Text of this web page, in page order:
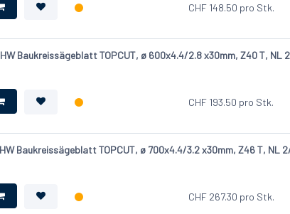
CHF 148.50 pro Stk.
HW Baukreissägeblatt TOPCUT, ø 600x4.4/2.8 x30mm, Z40 T, NL
CHF 193.50 pro Stk.
HW Baukreissägeblatt TOPCUT, ø 700x4.4/3.2 x30mm, Z46 T, NL
CHF 267.30 pro Stk.